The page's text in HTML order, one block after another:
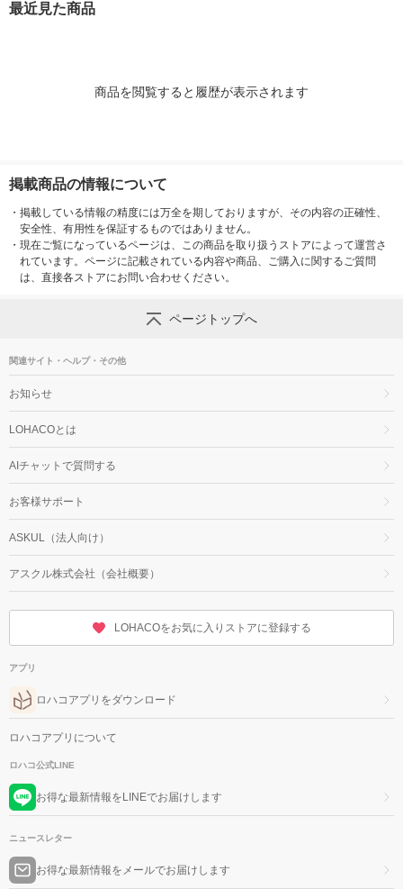
最近見た商品
商品を閲覧すると履歴が表示されます
掲載商品の情報について
・ 掲載している情報の精度には万全を期しておりますが、その内容の正確性、
安全性、有用性を保証するものではありません。
・ 現在ご覧になっているページは、この商品を取り扱うストアによって運営さ
れています。ページに記載されている内容や商品、ご購入に関するご質問
は、直接各ストアにお問い合わせください。
ページトップへ
関連サイト・ヘルプ・その他
お知らせ
LOHACOとは
AIチャットで質問する
お客様サポート
ASKUL（法人向け）
アスクル株式会社（会社概要）
LOHACOをお気に入りストアに登録する
アプリ
ロハコアプリをダウンロード
ロハコアプリについて
ロハコ公式LINE
お得な最新情報をLINEでお届けします
ニュースレター
お得な最新情報をメールでお届けします